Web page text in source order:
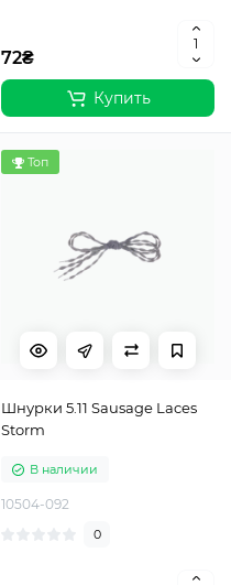
72₴
Купить
Топ
Шнурки 5.11 Sausage Laces
Storm
В наличии
10504-092
0